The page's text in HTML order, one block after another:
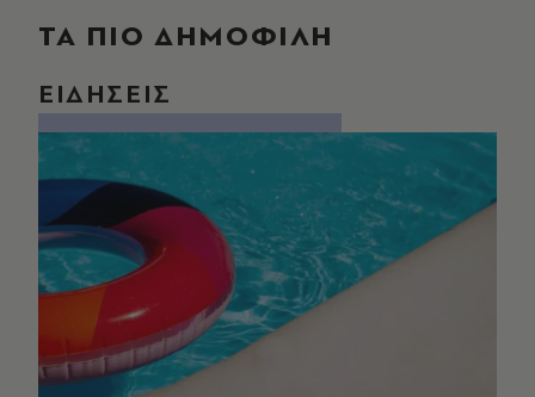
ΤΑ ΠΙΟ ΔΗΜΟΦΙΛΗ
ΕΙΔΗΣΕΙΣ